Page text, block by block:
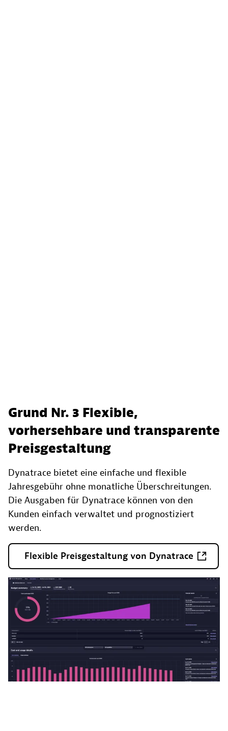
Grund Nr. 3 Flexible,
vorhersehbare und transparente
Preisgestaltung
Dynatrace bietet eine einfache und flexible
Jahresgebühr ohne monatliche Überschreitungen.
Die Ausgaben für Dynatrace können von den
Kunden einfach verwaltet und prognostiziert
werden.
Flexible Preisgestaltung von Dynatrace